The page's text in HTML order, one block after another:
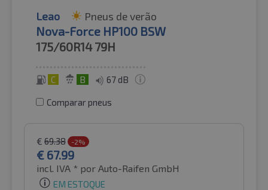
Leao Pneus de verão
Nova-Force HP100 BSW
175/60R14 79H
C B 67 dB
Comparar pneus
€ 69.38 -2%
€ 67.99
incl. IVA * por Auto-Raifen GmbH
EM ESTOQUE